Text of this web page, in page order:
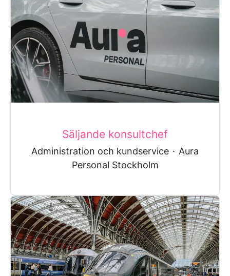
Säljande konsultchef
Administration och kundservice · Aura
Personal Stockholm